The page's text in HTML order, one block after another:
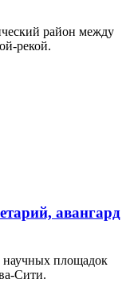
район между
рекой.
авангард
научных площадок
Сити.